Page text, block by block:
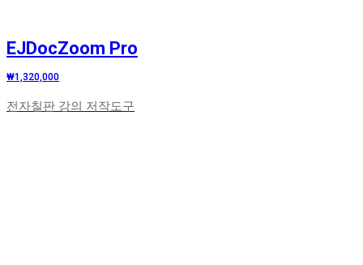
EJDocZoom Pro
₩1,320,000
전자칠판 강의 저작도구